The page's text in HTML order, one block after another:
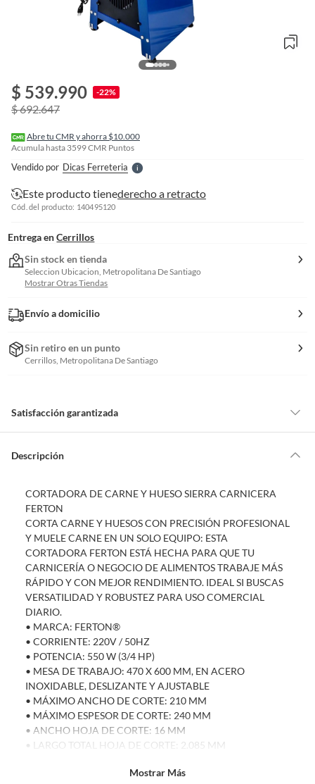
$ 539.990 -22%
$ 692.647
Abre tu CMR y ahorra $10.000
Acumula hasta 3599CMR Puntos
Vendido por Dicas FerreteriaS
l
l
Este producto tienederecho a retracto
Cód. del producto: 140495120
Entrega en Cerrillos
Sin stock en tienda
Seleccion Ubicacion, Metropolitana De Santiago
Mostrar Otras Tiendas
Envío a domicilio
Sin retiro en un punto
Cerrillos, Metropolitana De Santiago
Satisfacción garantizada
de la compra.
comprado por internet y que hay ciertas categorías que no tienen este
derecho:
Productos que, por su naturaleza, no puedan ser devueltos,
puedan deteriorarse o caducar con rapidez.
Confeccionados a la medida.
De uso personal.
En sodimac.cl te damos30 días desde que recibes el producto. Debe
estar en perfecto estado, con todas sus etiquetas y sin uso, tal como te lo
entregamos.
Productos digitales que se entregan a través de una descarga
electrónica, por ejemplo, cupones de experiencia o programas
para el computador.
Productos a pedido o confeccionados a medida.
Productos que han sido informados como imperfectos, usados,
reparados, abiertos, de segunda selección, remanufacturados o
con alguna deficiencia, que sean comprados en esa condición a
Descripción
CORTADORA DE CARNE Y HUESO SIERRA CARNICERA
FERTON
CORTA CARNE Y HUESOS CON PRECISIÓN PROFESIONAL
Y MUELE CARNE EN UN SOLO EQUIPO: ESTA
CORTADORA FERTON ESTÁ HECHA PARA QUE TU
CARNICERÍA O NEGOCIO DE ALIMENTOS TRABAJE MÁS
RÁPIDO Y CON MEJOR RENDIMIENTO. IDEAL SI BUSCAS
VERSATILIDAD Y ROBUSTEZ PARA USO COMERCIAL
DIARIO.
• MARCA: FERTON®
• CORRIENTE: 220V / 50HZ
• POTENCIA: 550 W (3/4 HP)
• MESA DE TRABAJO: 470 X 600 MM, EN ACERO
INOXIDABLE, DESLIZANTE Y AJUSTABLE
• MÁXIMO ANCHO DE CORTE: 210 MM
• MÁXIMO ESPESOR DE CORTE: 240 MM
• ANCHO HOJA DE CORTE: 16 MM
• LARGO TOTAL HOJA DE CORTE: 2.085 MM
HIGIÉNICA Y RESISTENTEMostrar Más